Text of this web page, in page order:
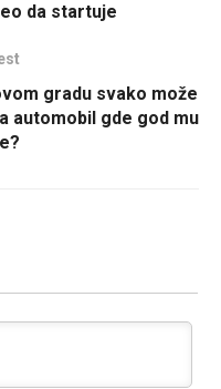
da startuje
gradu svako može
automobil gde god mu